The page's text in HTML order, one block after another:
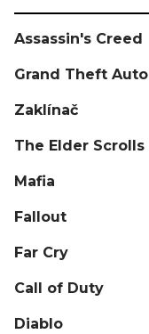
Assassin's Creed
Grand Theft Auto
Zaklínač
The Elder Scrolls
Mafia
Fallout
Far Cry
Call of Duty
Diablo